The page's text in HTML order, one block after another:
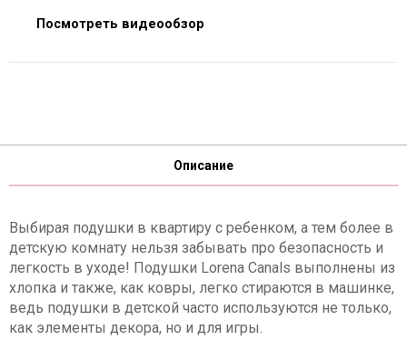
Посмотреть видеообзор
Описание
Выбирая подушки в квартиру с ребенком, а тем более в
детскую комнату нельзя забывать про безопасность и
легкость в уходе! Подушки Lorena Canals выполнены из
хлопка и также, как ковры, легко стираются в машинке,
ведь подушки в детской часто используются не только,
как элементы декора, но и для игры.